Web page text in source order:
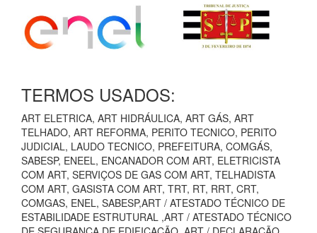
TERMOS USADOS:
ART ELETRICA, ART HIDRÁULICA, ART GÁS, ART
TELHADO, ART REFORMA, PERITO TECNICO, PERITO
JUDICIAL, LAUDO TECNICO, PREFEITURA, COMGÁS,
SABESP, ENEEL, ENCANADOR COM ART, ELETRICISTA
COM ART, SERVIÇOS DE GAS COM ART, TELHADISTA
COM ART, GASISTA COM ART, TRT, RT, RRT, CRT,
COMGAS, ENEL, SABESP,ART / ATESTADO TÉCNICO DE
ESTABILIDADE ESTRUTURAL ,ART / ATESTADO TÉCNICO